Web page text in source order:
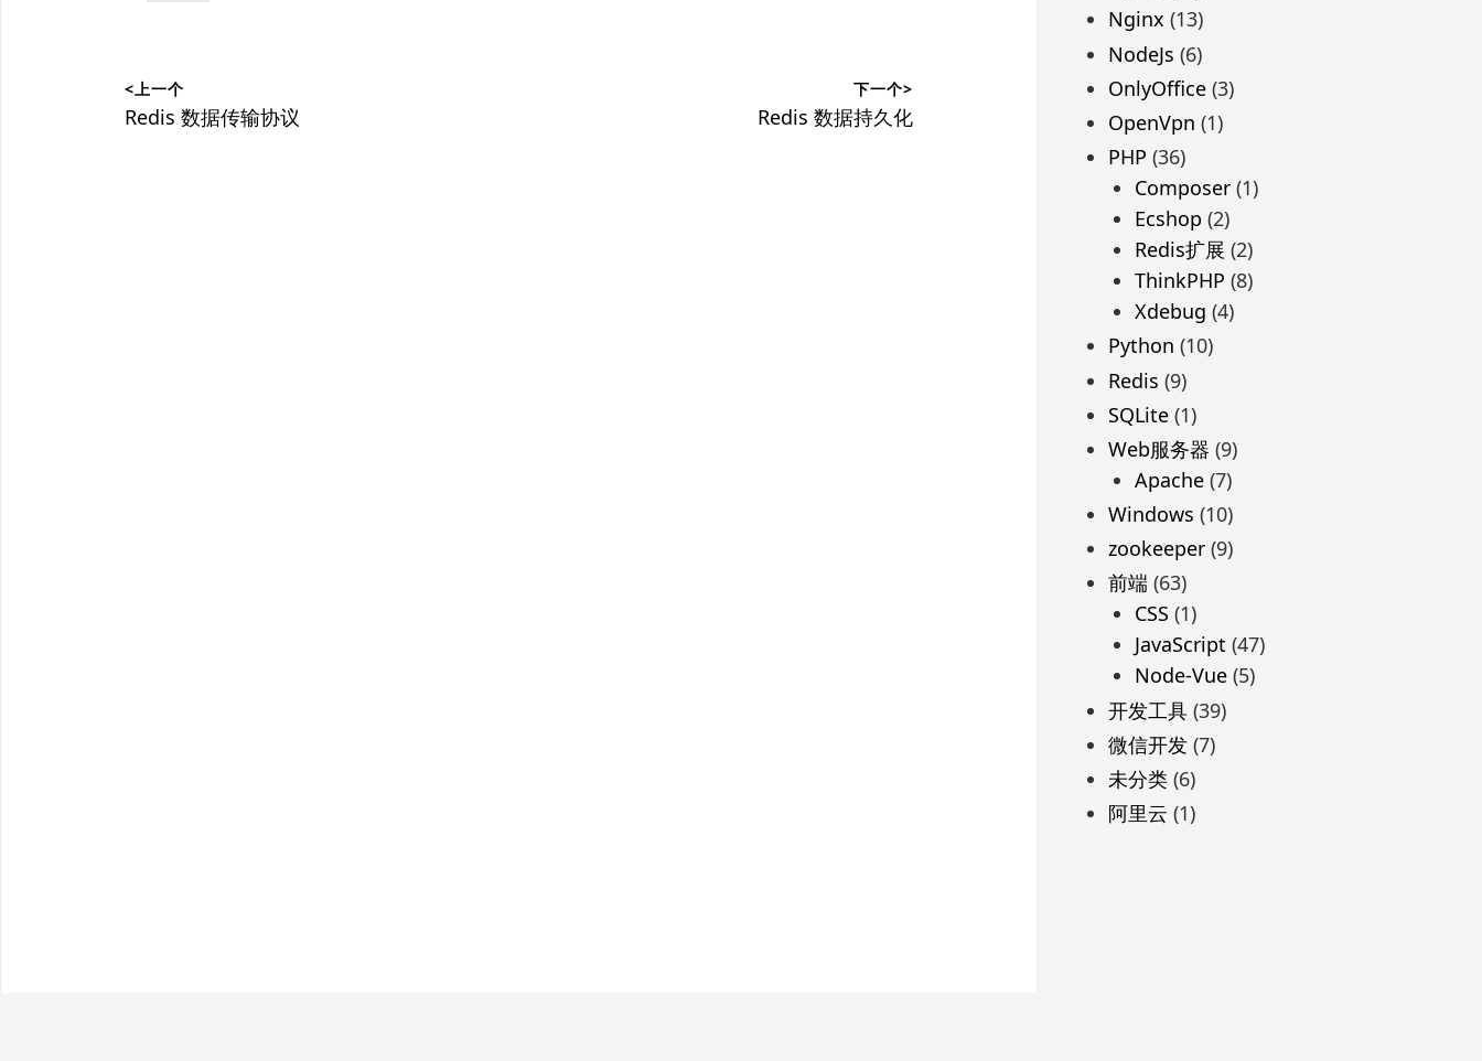
章
<上一个
上
Redis 数据传输协议
下一个>
下
Redis 数据持久化
Nginx (13)
NodeJs (6)
OnlyOffice(3)
OpenVpn (1)
PHP (36)
Composer(1)
Ecshop (2)
Redis扩展 (2)
ThinkPHP (8)
Xdebug (4)
Python (10)
Redis (9)
SQLite(1)
Web服务器 (9)
Apache(7)
Windows (10)
zookeeper(9)
前端(63)
CSS (1)
JavaScript (47)
Node-Vue(5)
开发工具(39)
微信开发(7)
未分类(6)
阿里云 (1)